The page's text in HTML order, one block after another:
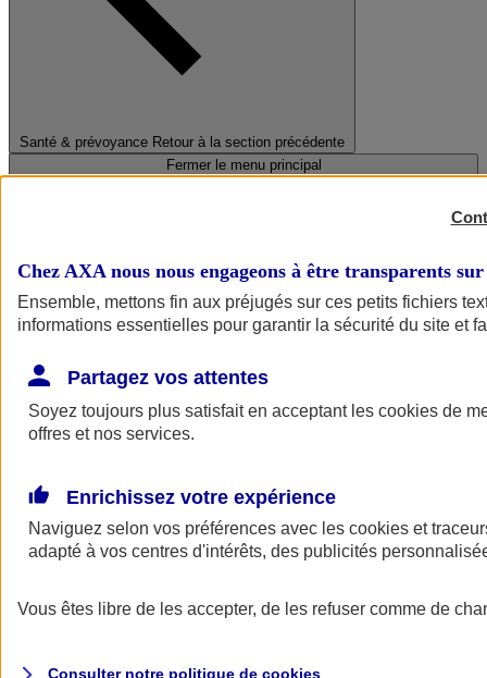
Santé & prévoyance Retour à la section précédente
Fermer le menu principal
Complémentaire santé
Complémentaire santé
Complémentaire sante sénior
Chez AXA nous nous engageons à être transparents
Ensemble, mettons fin aux préjugés sur ces petits fichiers
informations essentielles pour garantir la sécurité du site et
Partagez vos attentes
Soyez toujours plus satisfait en acceptant les cookies de
offres et nos services.
Enrichissez votre expérience
Naviguez selon vos préférences avec les cookies et
adapté à vos centres d'intérêts, des publicités
Vous êtes libre de les accepter, de les refuser comme de
Consulter notre politique de cookies